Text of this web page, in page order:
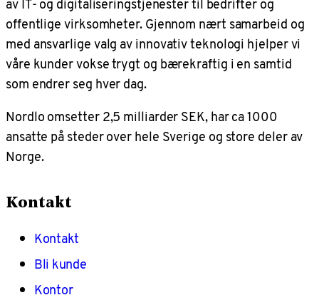
av IT- og digitaliseringstjenester til bedrifter og
offentlige virksomheter. Gjennom nært samarbeid og
med ansvarlige valg av innovativ teknologi hjelper vi
våre kunder vokse trygt og bærekraftig i en samtid
som endrer seg hver dag.
Nordlo omsetter 2,5 milliarder SEK, har ca 1000
ansatte på steder over hele Sverige og store deler av
Norge.
Kontakt
Kontakt
Bli kunde
Kontor